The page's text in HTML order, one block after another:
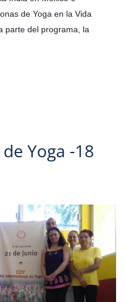
de Yoga en la Vida
parte del programa, la
Yoga -18